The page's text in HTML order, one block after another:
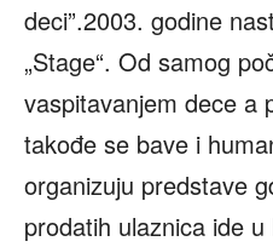
deci”.2003. godine
„Stage“. Od samog
vaspitavanjem dece a
takođe se bave i
organizuju predstave
prodatih ulaznica ide